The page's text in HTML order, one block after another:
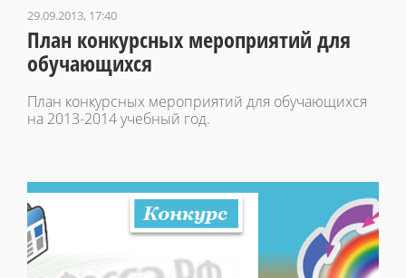
29.09.2013, 17:40
План конкурсных мероприятий для
обучающихся
План конкурсных мероприятий для обучающихся
на 2013-2014 учебный год.